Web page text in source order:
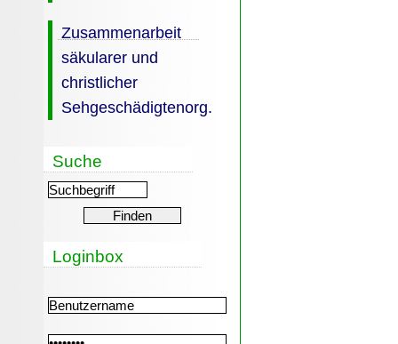
Zusammenarbeit
säkularer und
christlicher
Sehgeschädigtenorg.
Suche
Loginbox